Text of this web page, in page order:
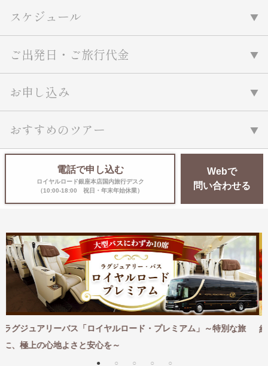
スケジュール
ご出発日・ご旅行代金
お申し込み
おすすめのツアー
電話で申し込む
ロイヤルロード銀座本店国内旅行デスク
（10:00-18:00 祝日・年末年始休業）
Webで
問い合わせる
ム」～特別な旅 紅葉とともに味わう贅沢な秋旅｜紅葉×特別な体験